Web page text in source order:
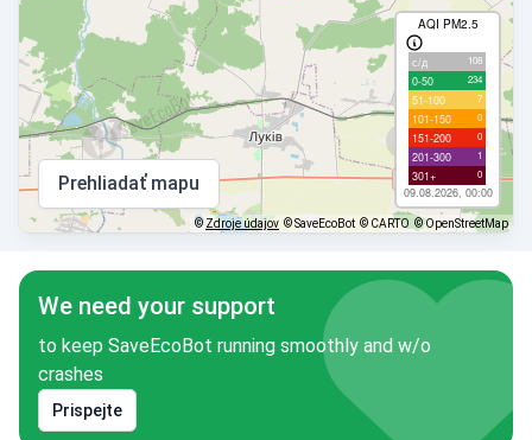
AQI PM2.5
с/д 108
0-50 234
51-100 7
101-150 0
151-200 0
201-300 1
301+ 0
09.08.2026, 00:00
Prehliadať mapu
©Zdroje údajov © SaveEcoBot © CARTO © OpenStreetMap
We need your support
to keep SaveEcoBot running smoothly and w/o
crashes
Prispejte